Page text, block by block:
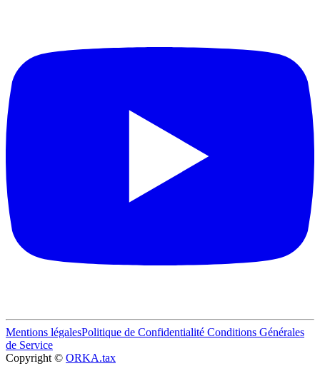
Mentions légalesPolitique de Confidentialité Conditions Générales
de Service
Copyright © ORKA.tax